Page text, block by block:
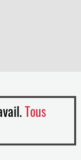
Tous